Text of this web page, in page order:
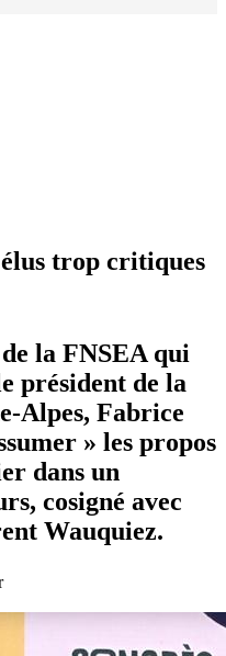
trop critiques
la FNSEA qui
président de la
Alpes, Fabrice
» les propos
dans un
cosigné avec
Wauquiez.